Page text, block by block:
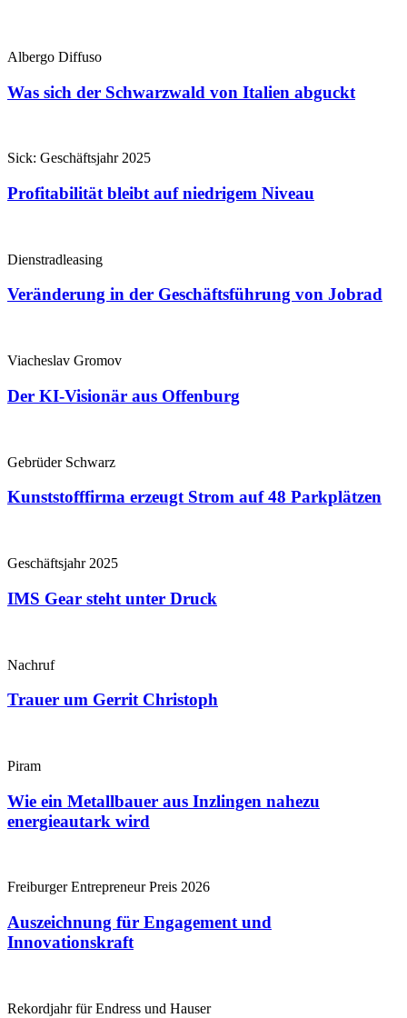
Albergo Diffuso
Was sich der Schwarzwald von Italien abguckt
Sick: Geschäftsjahr 2025
Profitabilität bleibt auf niedrigem Niveau
Dienstradleasing
Veränderung in der Geschäftsführung von Jobrad
Viacheslav Gromov
Der KI-Visionär aus Offenburg
Gebrüder Schwarz
Kunststofffirma erzeugt Strom auf 48 Parkplätzen
Geschäftsjahr 2025
IMS Gear steht unter Druck
Nachruf
Trauer um Gerrit Christoph
Piram
Wie ein Metallbauer aus Inzlingen nahezu
energieautark wird
Freiburger Entrepreneur Preis 2026
Auszeichnung für Engagement und
Innovationskraft
Rekordjahr für Endress und Hauser